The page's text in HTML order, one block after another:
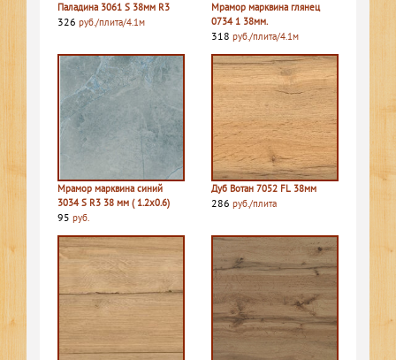
Паладина 3061 S 38мм R3
326 руб./плита/4.1м
Мрамор марквина глянец
0734 1 38мм.
318 руб./плита/4.1м
Мрамор марквина синий
3034 S R3 38 мм ( 1.2х0.6)
95 руб.
Дуб Вотан 7052 FL 38мм
286 руб./плита